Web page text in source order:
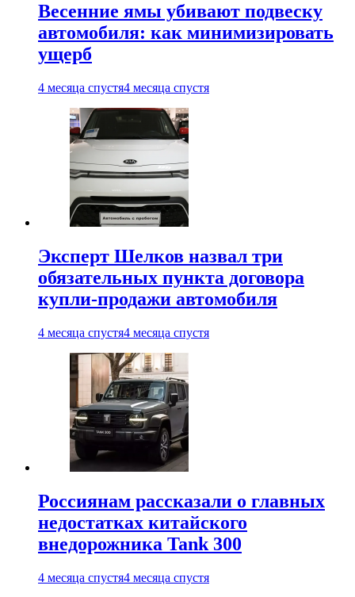
Весенние ямы убивают подвеску
автомобиля: как минимизировать
ущерб
4 месяца спустя4 месяца спустя
Эксперт Шелков назвал три
обязательных пункта договора
купли-продажи автомобиля
4 месяца спустя4 месяца спустя
Россиянам рассказали о главных
недостатках китайского
внедорожника Tank 300
4 месяца спустя4 месяца спустя